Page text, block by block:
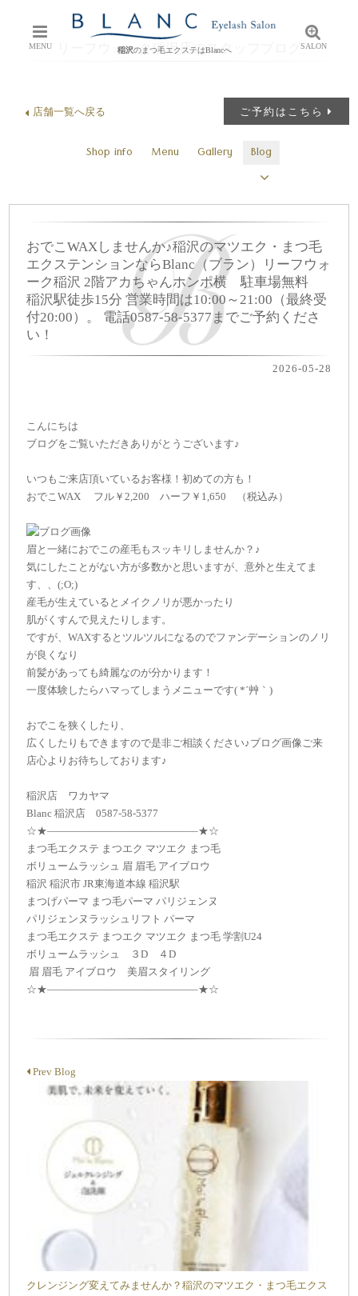
MENU 稲沢のまつ毛エクステはBlancへ SALON
リーフウォーク稲沢店のスタッフブログ
ご予約はこちら
店舗一覧へ戻る
Shop info Menu Gallery Blog
おでこWAXしませんか♪稲沢のマツエク・まつ毛
エクステンションならBlanc（ブラン）リーフウォ
ーク稲沢 2階アカちゃんホンポ横 駐車場無料
稲沢駅徒歩15分 営業時間は10:00～21:00（最終受
付20:00）。 電話0587-58-5377までご予約くださ
い！
2026-05-28
こんにちは
ブログをご覧いただきありがとうございます♪
いつもご来店頂いているお客様！初めての方も！
おでこWAX フル￥2,200 ハーフ￥1,650 （税込み）
眉と一緒におでこの産毛もスッキリしませんか？♪
気にしたことがない方が多数かと思いますが、意外と生えてま
す、、(;O;)
産毛が生えているとメイクノリが悪かったり
肌がくすんで見えたりします。
ですが、WAXするとツルツルになるのでファンデーションのノリ
が良くなり
前髪があっても綺麗なのが分かります！
一度体験したらハマってしまうメニューです( *´艸｀)
おでこを狭くしたり、
広くしたりもできますので是非ご相談ください♪ブログ画像ご来
店心よりお待ちしております♪
稲沢店 ワカヤマ
Blanc 稲沢店 0587-58-5377
☆★——————————————–★☆
まつ毛エクステ まつエク マツエク まつ毛
ボリュームラッシュ 眉 眉毛 アイブロウ
稲沢 稲沢市 JR東海道本線 稲沢駅
まつげパーマ まつ毛パーマ パリジェンヌ
パリジェンヌラッシュリフト パーマ
まつ毛エクステ まつエク マツエク まつ毛 学割U24
ボリュームラッシュ ３D ４D
眉 眉毛 アイブロウ 美眉スタイリング
☆★——————————————–★☆
Prev Blog
クレンジング変えてみませんか？稲沢のマツエク・まつ毛エクス